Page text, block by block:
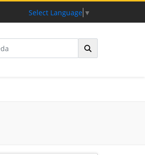
Select Language ▼